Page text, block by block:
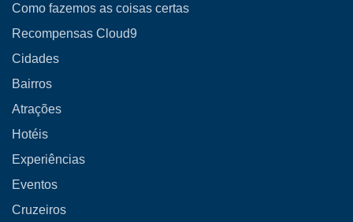
Como fazemos as coisas certas
Recompensas Cloud9
Cidades
Bairros
Atrações
Hotéis
Experiências
Eventos
Cruzeiros